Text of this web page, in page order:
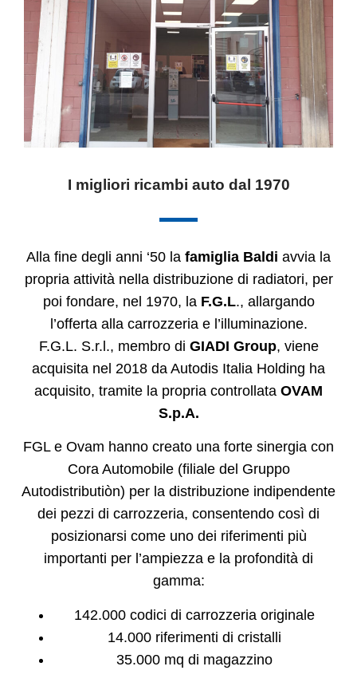
I migliori ricambi auto dal 1970
Alla fine degli anni ‘50 la famiglia Baldi avvia la
propria attività nella distribuzione di radiatori, per
poi fondare, nel 1970, la F.G.L., allargando
l’offerta alla carrozzeria e l’illuminazione.
F.G.L. S.r.l., membro di GIADI Group, viene
acquisita nel 2018 da Autodis Italia Holding ha
acquisito, tramite la propria controllata OVAM
S.p.A.
FGL e Ovam hanno creato una forte sinergia con
Cora Automobile (filiale del Gruppo
Autodistributiòn) per la distribuzione indipendente
dei pezzi di carrozzeria, consentendo così di
posizionarsi come uno dei riferimenti più
importanti per l’ampiezza e la profondità di
gamma:
142.000 codici di carrozzeria originale
14.000 riferimenti di cristalli
35.000 mq di magazzino